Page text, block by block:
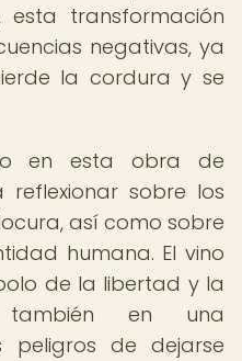
esta transformación
negativas, ya
la cordura y se
en esta obra de
reflexionar sobre los
así como sobre
humana. El vino
de la libertad y la
también en una
peligros de dejarse